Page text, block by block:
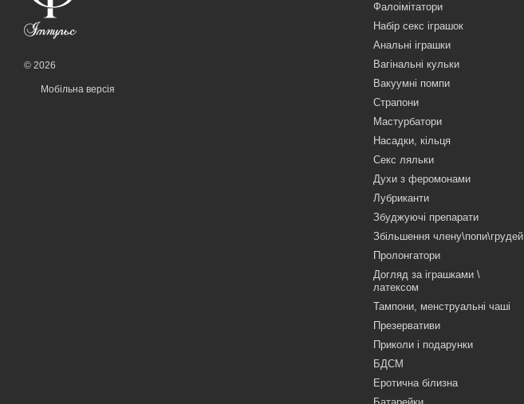
© 2026
Мобільна версія
Фалоімітатори
Набір секс іграшок
Анальні іграшки
Вагінальні кульки
Вакуумні помпи
Страпони
Мастурбатори
Насадки, кільця
Секс ляльки
Духи з феромонами
Лубриканти
Збуджуючі препарати
Збільшення члену\попи\грудей
Пролонгатори
Догляд за іграшками \
латексом
Тампони, менструальні чаші
Презервативи
Приколи і подарунки
БДСМ
Еротична білизна